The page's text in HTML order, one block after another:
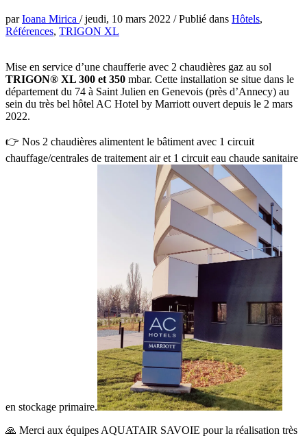
parIoana Mirica /jeudi, 10 mars 2022 /Publié dans Hôtels,
Références, TRIGON XL
Mise en service d’une chaufferie avec 2 chaudières gaz au sol
TRIGON® XL 300 et 350 mbar. Cette installation se situe dans le
département du 74 à Saint Julien en Genevois (près d’Annecy) au
sein du très bel hôtel AC Hotel by Marriott ouvert depuis le 2 mars
2022.
👉 Nos 2 chaudières alimentent le bâtiment avec 1 circuit
chauffage/centrales de traitement air et 1 circuit eau chaude sanitaire
en stockage primaire.
🙏 Merci aux équipes AQUATAIR SAVOIE pour la réalisation très